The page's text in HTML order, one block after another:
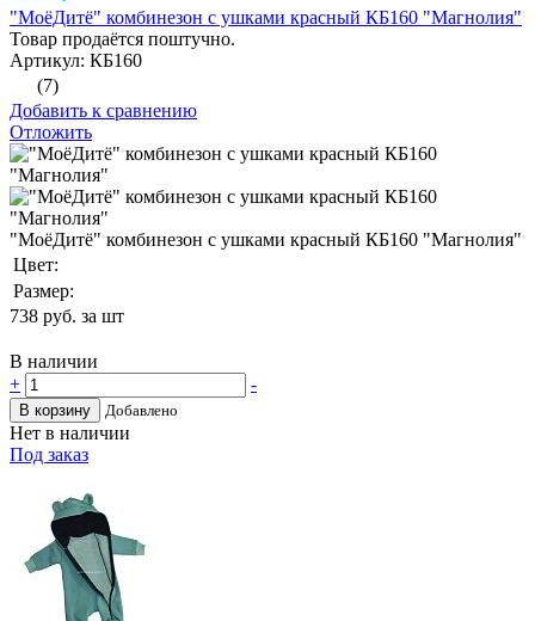
"МоёДитё" комбинезон с ушками красный КБ160 "Магнолия"
Товар продаётся поштучно.
Артикул: КБ160
(7)
Добавить к сравнению
Отложить
"МоёДитё" комбинезон с ушками красный КБ160 "Магнолия"
Цвет:
Размер:
738 руб. за шт
В наличии
+
-
В корзину Добавлено
Нет в наличии
Под заказ